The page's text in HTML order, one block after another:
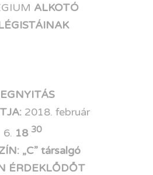
ALKOTÓ
2018. február
6. 18 30
„C” társalgó
ÉRDEKLŐDŐT